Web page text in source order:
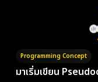
Programming Concept
มาเริ่มเขียน